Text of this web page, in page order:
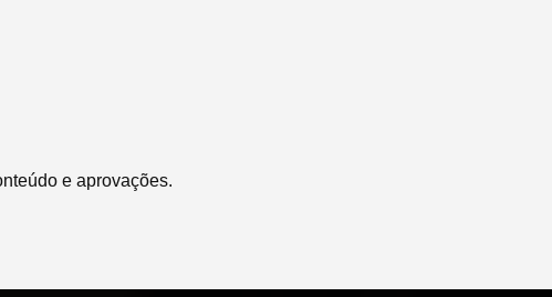
e aprovações.